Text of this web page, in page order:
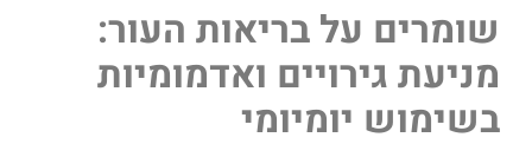
שומרים על בריאות העור:
מניעת גירויים ואדמומיות
בשימוש יומיומי